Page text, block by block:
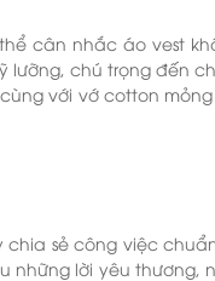
cân nhắc áo vest
chú trọng đến
với vớ cotton
sẻ công việc
lời yêu thương,